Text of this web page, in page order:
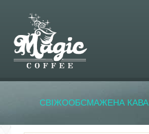
СВІЖООБСМАЖЕНА КАВА